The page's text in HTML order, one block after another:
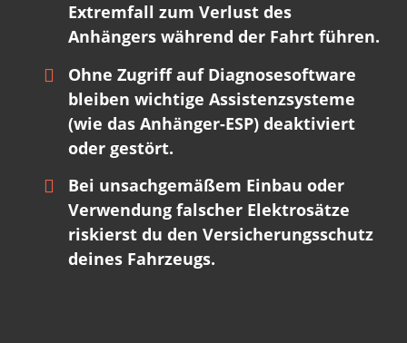
Extremfall zum Verlust des
Anhängers während der Fahrt führen.
Ohne Zugriff auf Diagnosesoftware
bleiben wichtige Assistenzsysteme
(wie das Anhänger-ESP) deaktiviert
oder gestört.
Bei unsachgemäßem Einbau oder
Verwendung falscher Elektrosätze
riskierst du den Versicherungsschutz
deines Fahrzeugs.